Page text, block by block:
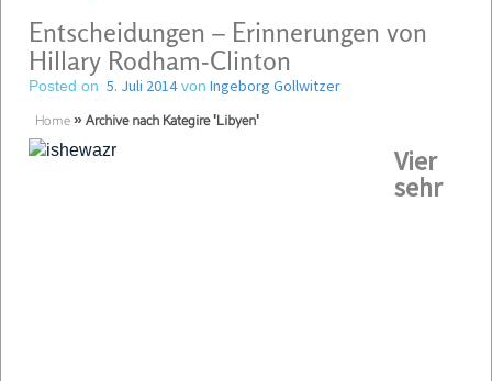
Entscheidungen – Erinnerungen von
Hillary Rodham-Clinton
Posted on 5. Juli 2014von Ingeborg Gollwitzer
Home » Archive nach Kategire 'Libyen'
Vier
sehr